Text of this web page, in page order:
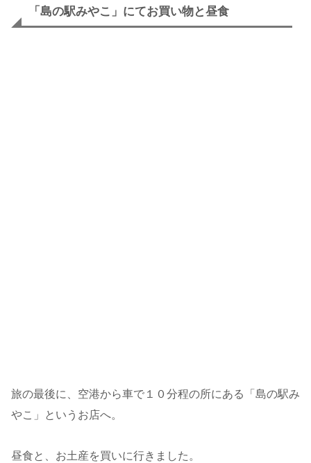
「島の駅みやこ」にてお買い物と昼食
旅の最後に、空港から車で１０分程の所にある「島の駅み
やこ」というお店へ。
昼食と、お土産を買いに行きました。